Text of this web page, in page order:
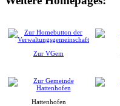
Zur VGem
Hattenhofen